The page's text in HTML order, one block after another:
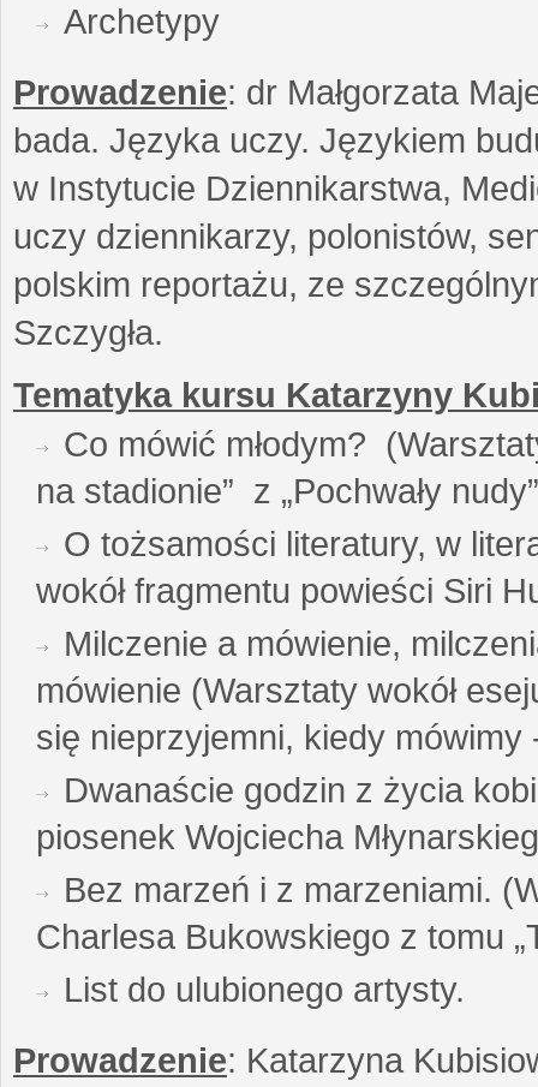
Archetypy
Prowadzenie: dr Małgorzata
bada. Języka uczy. Językiem
w Instytucie Dziennikarstwa,
uczy dziennikarzy, polonistów,
polskim reportażu, ze
Szczygła.
Tematyka kursu Katarzyny
Co mówić młodym?
na stadionie” z „Pochwały
O tożsamości literatury, w
wokół fragmentu powieści Siri
Milczenie a mówienie,
mówienie (Warsztaty wokół
się nieprzyjemni, kiedy mówimy
Dwanaście godzin z życia
piosenek Wojciecha
Bez marzeń i z marzeniami.
Charlesa Bukowskiego z tomu
List do ulubionego artysty.
Prowadzenie: Katarzyna